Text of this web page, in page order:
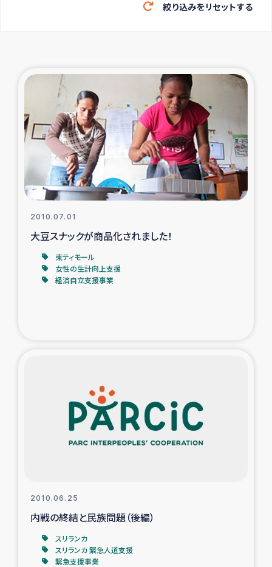
緊急救援の時代
東ティモール豪雨緊急支援
大雨による洪水被災者支援
カカオ生産者支援事業
シリア国内避難民・帰還民の生活再建支援
トルコにおけるシリア難民支援事業
インドネシア中部 スラウェシの地震・津波被災者支援
スリランカ ムライティブ県帰還民の生活再建支援
スリランカの南北女性をつなぐサリー・リサイクル・プロ
ジェクト
復興支援事業
絞り込みをリセットする
2010.07.01
大豆スナックが商品化されました！
東ティモール
女性の生計向上支援
経済自立支援事業
2010.06.25
内戦の終結と民族問題（後編）
スリランカ
スリランカ 緊急人道支援
緊急支援事業